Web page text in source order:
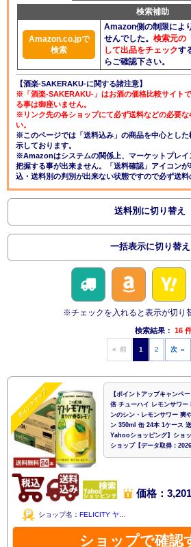
検索補助
Amazon.co.jpで
検索
Amazon側の制限によ
せんでした。 検索元の
して出品をチェックす
らご確認下さい。
【酒楽-SAKERAKU-に関する諸注意】
※「酒楽-SAKERAKU-」はお酒の価格比較サイト
る事は御座いません。
※リンク先の各ショップにて必ず送料などの必要な
い。
※このページでは「送料込み」の商品を中心とし
示しております。
※Amazonはシステムの関係上、マーケットプレイ
把握する事が出来ません。「送料確認」アイコン
込・送料別の判別が出来ない状態ですので必ず送料
送料別に切り替え
一括表示に切り替え
※チェックを入れると表示が切り
検索結果： 16
« 前 1 2 次 »
ポイントアップ
【ポイントアップキャンペ
倍 チューハイ レモンサワー
ンのシン・レモンサワー 爽
ン 350ml 缶 24本 1ケース
Yahooショッピング】ショ
ショップ【データ取得：
価格：3,201
ショップ名： FELICITY ヤ…
ショップで確認